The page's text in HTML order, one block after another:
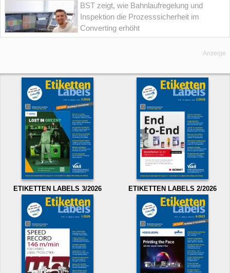
BST zeigt, wie Bahnlaufregelung und
Inspektion die Prozesssicherheit im
Converting erhöht
Anzeige
ETIKETTEN LABELS 3/2026 ETIKETTEN LABELS 2/2026